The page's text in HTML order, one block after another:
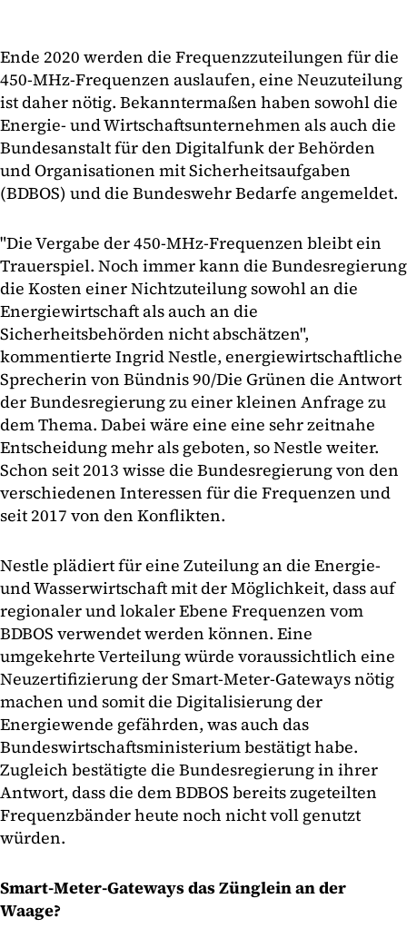
Ende 2020 werden die Frequenzzuteilungen für die
450-MHz-Frequenzen auslaufen, eine Neuzuteilung
ist daher nötig. Bekanntermaßen haben sowohl die
Energie- und Wirtschaftsunternehmen als auch die
Bundesanstalt für den Digitalfunk der Behörden
und Organisationen mit Sicherheitsaufgaben
(BDBOS) und die Bundeswehr Bedarfe angemeldet.
"Die Vergabe der 450-MHz-Frequenzen bleibt ein
Trauerspiel. Noch immer kann die Bundesregierung
die Kosten einer Nichtzuteilung sowohl an die
Energiewirtschaft als auch an die
Sicherheitsbehörden nicht abschätzen",
kommentierte Ingrid Nestle, energiewirtschaftliche
Sprecherin von Bündnis 90/Die Grünen die Antwort
der Bundesregierung zu einer kleinen Anfrage zu
dem Thema. Dabei wäre eine eine sehr zeitnahe
Entscheidung mehr als geboten, so Nestle weiter.
Schon seit 2013 wisse die Bundesregierung von den
verschiedenen Interessen für die Frequenzen und
seit 2017 von den Konflikten.
Nestle plädiert für eine Zuteilung an die Energie-
und Wasserwirtschaft mit der Möglichkeit, dass auf
regionaler und lokaler Ebene Frequenzen vom
BDBOS verwendet werden können. Eine
umgekehrte Verteilung würde voraussichtlich eine
Neuzertifizierung der Smart-Meter-Gateways nötig
machen und somit die Digitalisierung der
Energiewende gefährden, was auch das
Bundeswirtschaftsministerium bestätigt habe.
Zugleich bestätigte die Bundesregierung in ihrer
Antwort, dass die dem BDBOS bereits zugeteilten
Frequenzbänder heute noch nicht voll genutzt
würden.
Smart-Meter-Gateways das Zünglein an der
Waage?